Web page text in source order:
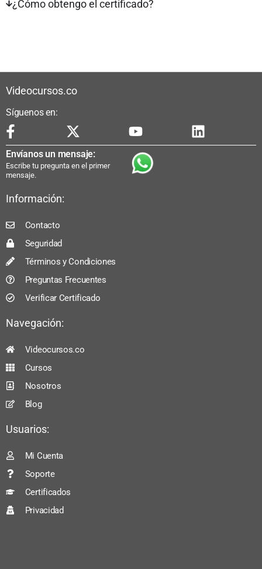
¿Cómo obtengo el certificado?
Videocursos.co
Síguenos en:
Envíanos un mensaje:
Escribe tu pregunta en el primer
mensaje.
Información:
Contacto
Seguridad
Términos y Condiciones
Preguntas Frecuentes
Verificar Certificado
Navegación:
Videocursos.co
Cursos
Nosotros
Blog
Usuarios:
Mi Cuenta
Soporte
Certificados
Privacidad